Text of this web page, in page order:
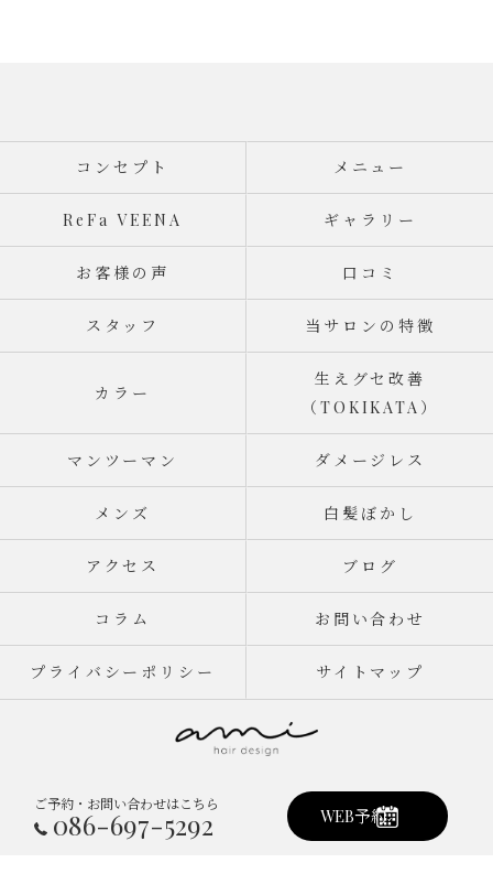
ご予約・お問い合わせはこちら
086-697-5292 WEB予約
コンセプト メニュー
ReFa VEENA ギャラリー
お客様の声 口コミ
スタッフ 当サロンの特徴
カラー
生えグセ改善
（TOKIKATA）
マンツーマン ダメージレス
メンズ 白髪ぼかし
アクセス ブログ
コラム お問い合わせ
プライバシーポリシー サイトマップ
© 2026 岡山県倉敷市真備町の美容室ならami hair design ALL RIGHTS
RESERVED.